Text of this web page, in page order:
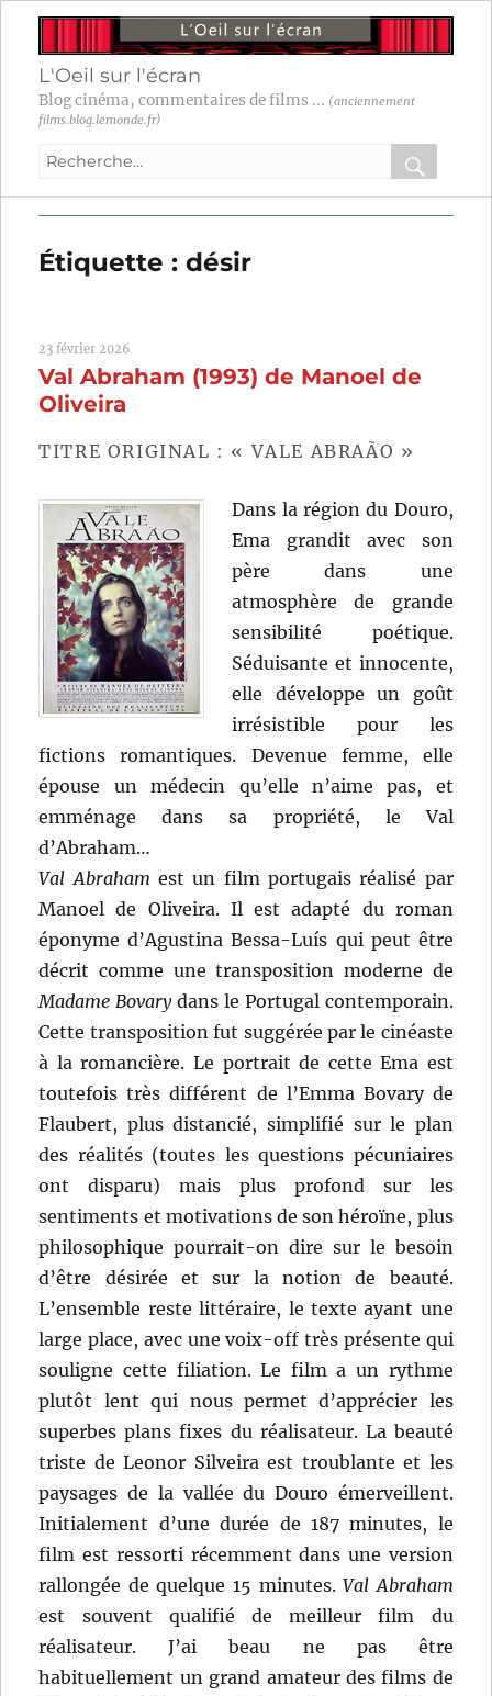
L'Oeil sur l'écran
Blog cinéma, commentaires de films ... (anciennement
films.blog.lemonde.fr)
Recherche
:
OK
Étiquette :désir
23 février 2026
Val Abraham (1993) de Manoel de
Oliveira
TITRE ORIGINAL : « VALE ABRAÃO »
Dans la région du Douro,
Ema grandit avec son
père dans une
atmosphère de grande
sensibilité poétique.
Séduisante et innocente,
elle développe un goût
irrésistible pour les
fictions romantiques. Devenue femme, elle
épouse un médecin qu’elle n’aime pas, et
emménage dans sa propriété, le Val
d’Abraham…
Val Abraham est un film portugais réalisé par
Manoel de Oliveira. Il est adapté du roman
éponyme d’Agustina Bessa-Luís qui peut être
décrit comme une transposition moderne de
Madame Bovarydans le Portugal contemporain.
Cette transposition fut suggérée par le cinéaste
à la romancière. Le portrait de cette Ema est
toutefois très différent de l’Emma Bovary de
Flaubert, plus distancié, simplifié sur le plan
des réalités (toutes les questions pécuniaires
ont disparu) mais plus profond sur les
sentiments et motivations de son héroïne, plus
philosophique pourrait-on dire sur le besoin
d’être désirée et sur la notion de beauté.
L’ensemble reste littéraire, le texte ayant une
large place, avec une voix-off très présente qui
souligne cette filiation. Le film a un rythme
plutôt lent qui nous permet d’apprécier les
superbes plans fixes du réalisateur. La beauté
triste de Leonor Silveira est troublante et les
paysages de la vallée du Douro émerveillent.
Initialement d’une durée de 187 minutes, le
film est ressorti récemment dans une version
rallongée de quelque 15 minutes.Val Abraham
est souvent qualifié de meilleur film du
réalisateur. J’ai beau ne pas être
habituellement un grand amateur des films de